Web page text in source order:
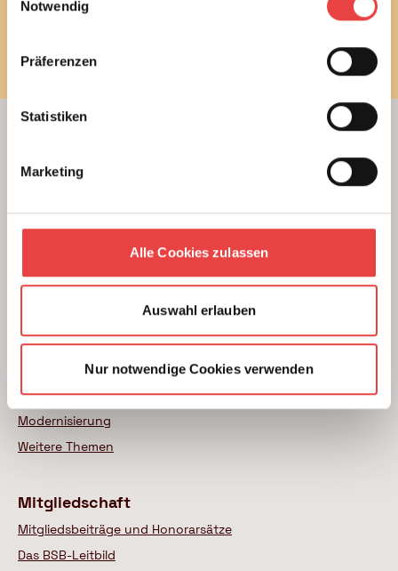
Notwendig
Präferenzen
Statistiken
Marketing
Alle Cookies zulassen
Auswahl erlauben
Nur notwendige Cookies verwenden
Unterstützung beim Hausbau
Kauf einer Eigentumswohnung
Modernisierung von Bestandsimmobilien
Das BSB Beratungsnetz
Wer sind unsere Experten
Themenratgeber
Wohnungskauf
Modernisierung
Weitere Themen
Mitgliedschaft
Mitgliedsbeiträge und Honorarsätze
Das BSB-Leitbild